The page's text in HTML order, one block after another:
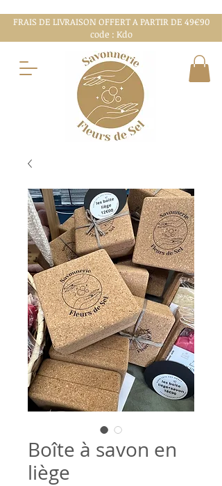
FRAIS DE LIVRAISON OFFERT A PARTIR DE 49€90
code : Kdo
Boîte à savon en
liège